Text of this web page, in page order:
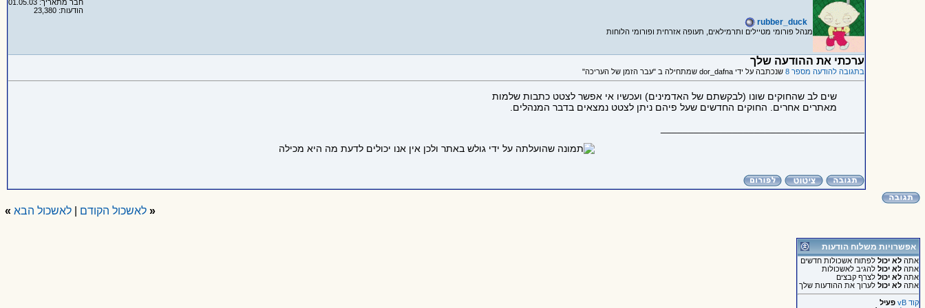
rubber_duck
מנהל פורומי מטיילים ותרמילאים, תעופה אזרחית ופורומי הלוחות
חבר מתאריך: 01.05.03
הודעות: 23,380
ערכתי את ההודעה שלך
בתגובה להודעה מספר 8 שנכתבה על ידי dor_dafna שמתחילה ב "עבר הזמן של העריכה"
שים לב שהחוקים שונו (לבקשתם של האדמינים) ועכשיו אי אפשר לצטט כתבות שלמות
מאתרים אחרים. החוקים החדשים שעל פיהם ניתן לצטט נמצאים בדבר המנהלים.
« לאשכול הקודם |לאשכול הבא »
אפשרויות משלוח הודעות
אתה לא יכוללפתוח אשכולות חדשים
אתה לא יכוללהגיב לאשכולות
אתה לא יכוללצרף קבצים
אתה לא יכוללערוך את ההודעות שלך
קוד vB
פעיל